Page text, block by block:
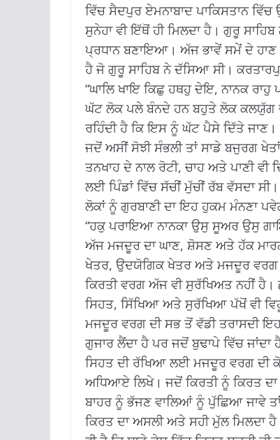
ਵਿੱਚ ਸੈਦਪੁਰ ਏਮਨਾਬਾਦ ਪਾਕਿਸਤਾਨ
ਸੁਨੇਹਾ ਵੀ ਇੱਥੋਂ ਹੀ ਮਿਲਦਾ ਹੈ। ਗੁਰੂ
ਪ੍ਰਧਾਨ ਬਣਾਇਆ। ਅੱਜ ਭਾਵੇਂ ਸਮੇਂ ਦੇ ਹਾਣ
ਹੈ ਜੋ ਗੁਰੂ ਸਾਹਿਬ ਨੇ ਦੱਸਿਆ ਸੀ।
“ਘਾਲਿ ਖਾਇ ਕਿਛੁ ਹਥਹੁ ਦੇਇ, ਨਾਨਕ
ਘੱਟ ਲੋਕ ਪਲੇ ਬੰਨਦੇ ਹਨ ਬਹੁਤੇ ਲੋਕ ਕਲਯੁੱਗ
ਰਹਿੰਦੀ ਹੈ ਕਿ ਇਸ ਨੂੰ ਘੱਟ ਪੈਸੇ ਦਿੱਤੇ
ਜਦੋਂ ਅਸੀਂ ਸੋਝੀ ਸੰਭਲੀ ਤਾਂ ਸਾਡੇ ਬਜੁਰਗ
ਤਨਖਾਹ ਦੇ ਨਾਲ ਰੋਟੀ, ਚਾਹ ਅਤੇ ਪਾਣੀ
ਲਈ ਪਿੰਡਾਂ ਵਿੱਚ ਸੱਚੀਂ ਮੁੱਚੀਂ ਰੱਬ ਵੱਸਦਾ
ਲੋਕਾਂ ਨੂੰ ਗੁਰਬਾਣੀ ਦਾ ਇਹ ਹੁਕਮ ਮੰਨਣਾ
“ਹਕੁ ਪਰਾਇਆ ਨਾਨਕਾ ਉਸੁ ਸੂਅਰ ਉਸੁ
ਅੱਜ ਮਜਦੂਰ ਦਾ ਘਾਣ, ਸ਼ੋਸਣ ਅਤੇ ਹੱਕ
ਖੇਤਰ, ਉਦਯੋਗਿਕ ਖੇਤਰ ਅਤੇ ਮਜਦੂਰ ਵਰਗ
ਕਿਰਤੀ ਵਰਗ ਅੱਜ ਵੀ ਸੁਰੱਖਿਅਤ ਨਹੀਂ ਹੈ।
ਸਿਹਤ, ਸਿੱਖਿਆ ਅਤੇ ਸੁਰੱਖਿਆ ਪੱਖੋਂ ਵੀ
ਮਜਦੂਰ ਵਰਗ ਦੀ ਸਭ ਤੋਂ ਵੱਡੀ ਤਰਾਸਦੀ
ਗੁਜਾਰ ਲੈਂਦਾ ਹੈ ਪਰ ਜਦੋਂ ਬੁਢਾਪੇ ਵਿੱਚ
ਸਿਹਤ ਦੀ ਰੱਖਿਆ ਲਈ ਮਜਦੂਰ ਵਰਗ ਦੀ
ਅਧਿਆਏ ਲਿਖੇ। ਜਦੋਂ ਕਿਰਤੀ ਨੂੰ ਕਿਰਤ
ਬਾਹਰ ਨੂੰ ਭੱਜਣ ਵਾਲਿਆਂ ਨੂੰ ਪੁੱਛਿਆ ਜਾਵੇ
ਕਿਰਤ ਦਾ ਅਸਲੀ ਅਤੇ ਸਹੀ ਮੁੱਲ ਮਿਲਦਾ